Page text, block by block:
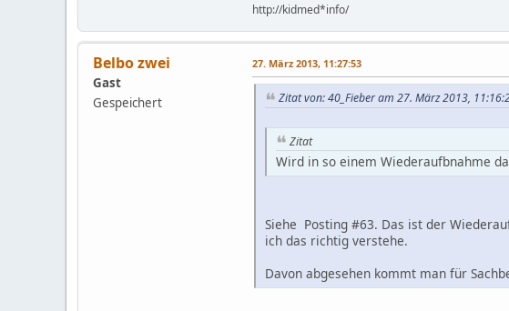
http://kidmed*info/
Belbo zwei
Gast
Gespeichert
27. März 2013, 11:27:53
Zitat von: 40_Fieber am 27. März 2013,
Zitat
Wird in so einem Wiederaufbnahme
Siehe Posting #63. Das ist der
ich das richtig verstehe.
Davon abgesehen kommt man für